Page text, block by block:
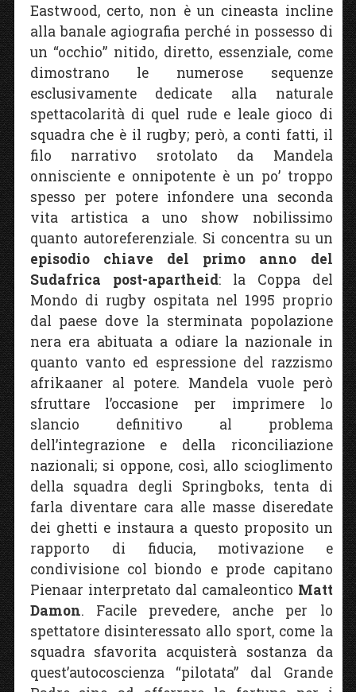
Eastwood, certo, non è un cineasta incline
alla banale agiografia perché in possesso di
un “occhio” nitido, diretto, essenziale, come
dimostrano le numerose sequenze
esclusivamente dedicate alla naturale
spettacolarità di quel rude e leale gioco di
squadra che è il rugby; però, a conti fatti, il
filo narrativo srotolato da Mandela
onnisciente e onnipotente è un po’ troppo
spesso per potere infondere una seconda
vita artistica a uno show nobilissimo
quanto autoreferenziale. Si concentra su un
episodio chiave del primo anno del
Sudafrica post-apartheid: la Coppa del
Mondo di rugby ospitata nel 1995 proprio
dal paese dove la sterminata popolazione
nera era abituata a odiare la nazionale in
quanto vanto ed espressione del razzismo
afrikaaner al potere. Mandela vuole però
sfruttare l’occasione per imprimere lo
slancio definitivo al problema
dell’integrazione e della riconciliazione
nazionali; si oppone, così, allo scioglimento
della squadra degli Springboks, tenta di
farla diventare cara alle masse diseredate
dei ghetti e instaura a questo proposito un
rapporto di fiducia, motivazione e
condivisione col biondo e prode capitano
Pienaar interpretato dal camaleontico Matt
Damon. Facile prevedere, anche per lo
spettatore disinteressato allo sport, come la
squadra sfavorita acquisterà sostanza da
quest’autocoscienza “pilotata” dal Grande